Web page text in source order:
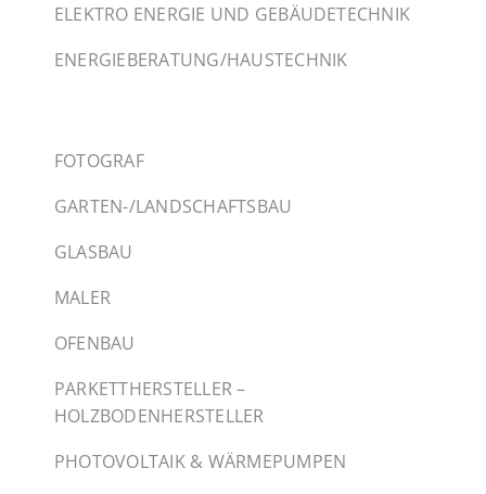
ELEKTRO ENERGIE UND GEBÄUDETECHNIK
ENERGIEBERATUNG/HAUSTECHNIK
FOTOGRAF
GARTEN-/LANDSCHAFTSBAU
GLASBAU
MALER
OFENBAU
PARKETTHERSTELLER –
HOLZBODENHERSTELLER
PHOTOVOLTAIK & WÄRMEPUMPEN